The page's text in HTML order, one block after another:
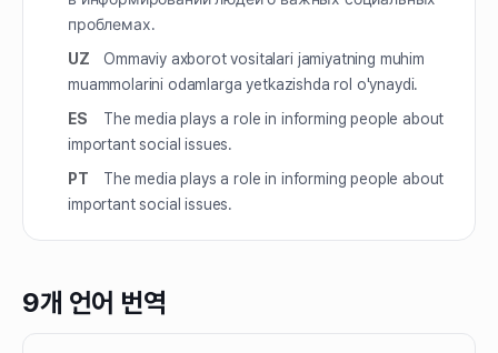
проблемах.
UZ
Ommaviy axborot vositalari jamiyatning muhim
muammolarini odamlarga yetkazishda rol o'ynaydi.
ES
The media plays a role in informing people about
important social issues.
PT
The media plays a role in informing people about
important social issues.
9개 언어 번역